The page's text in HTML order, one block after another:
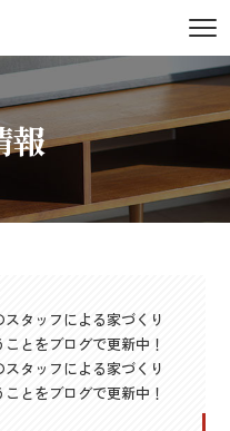
報
タッフによる家づくり
とをブログで更新中！
タッフによる家づくり
とをブログで更新中！